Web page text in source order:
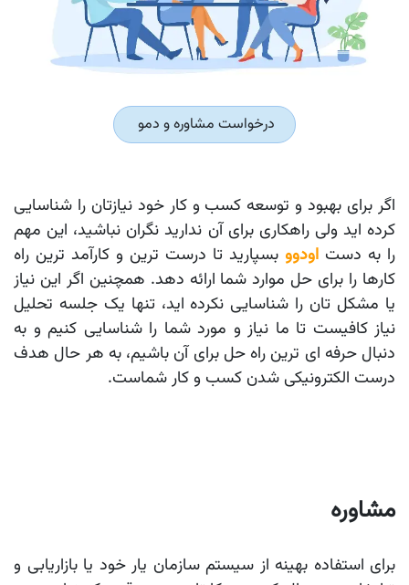
درخواست مشاوره و دمو
اگر برای بهبود و توسعه کسب و کار خود نیازتان را شناسایی
کرده اید ولی راهکاری برای آن ندارید نگران نباشید، این مهم
را به دستاودووبسپارید تا درست ترین و کارآمد ترین راه
کارها را برای حل موارد شما ارائه دهد. همچنین اگر این نیاز
یا مشکل تان را شناسایی نکرده اید، تنها یک جلسه تحلیل
نیاز کافیست تا ما نیاز و مورد شما را شناسایی کنیم و به
دنبال حرفه ای ترین راه حل برای آن باشیم، به هر حال هدف
درست الکترونیکی شدن کسب و کار شماست.
مشاوره
برای استفاده بهینه از سیستم سازمان یار خود یا بازاریابی و